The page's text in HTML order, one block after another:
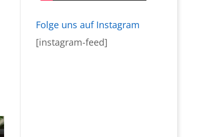
Folge uns auf Instagram
[instagram-feed]